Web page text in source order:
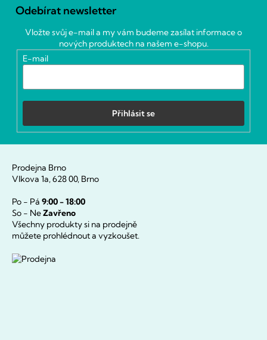
Odebírat newsletter
Vložte svůj e-mail a my vám budeme zasílat informace o
nových produktech na našem e-shopu.
E-mail
Přihlásit se
Prodejna Brno
Vlkova 1a, 628 00, Brno
Po - Pá 9:00 - 18:00
So - NeZavřeno
Všechny produkty si na prodejně
můžete prohlédnout a vyzkoušet.